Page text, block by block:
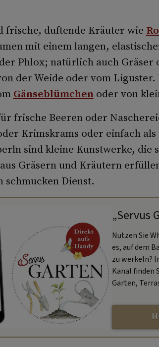
frische, duftende Kräuter wie
mit einem langen,
Phlox; natürlich auch Gräser
der Weide oder vom
Gänseblümchenoder von
frische Beeren oder
Krimskrams oder einfach als
sind kleine Kunstwerke, die
Gräsern und Kräutern
schmucken Dienst.
„Servus
Nutzen Sie
es, auf dem
zu werkeln?
Kanal finden
Garten,